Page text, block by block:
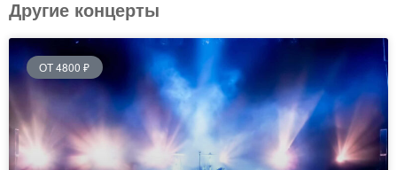
Другие концерты
ОТ 4800 ₽